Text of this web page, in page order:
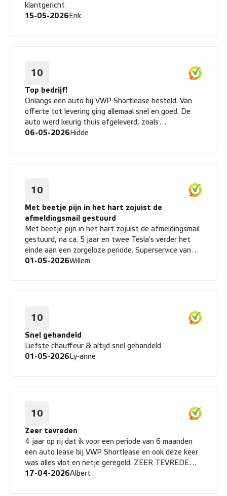
klantgericht
15-05-2026 Erik
10
Top bedrijf!
Onlangs een auto bij VWP Shortlease besteld. Van
offerte tot levering ging allemaal snel en goed. De
auto werd keurig thuis afgeleverd, zoals
afgesproken. Complimenten!
06-05-2026 Hidde
10
Met beetje pijn in het hart zojuist de
afmeldingsmail gestuurd
Met beetje pijn in het hart zojuist de afmeldingsmail
gestuurd, na ca. 5 jaar en twee Tesla's verder het
einde aan een zorgeloze periode. Superservice van
VWP-team. Ga nu verder met privé-auto omdat
interessant blijft.
01-05-2026Willem
10
Snel gehandeld
Liefste chauffeur & altijd snel gehandeld
01-05-2026 Ly-anne
10
Zeer tevreden
4 jaar op rij dat ik voor een periode van 6 maanden
een auto lease bij VWP Shortlease en ook deze keer
was alles vlot en netje geregeld. ZEER TEVREDEN
OVER SERVICE EN KWALITEIT VAN AUTO EN DE
17-04-2026Albert